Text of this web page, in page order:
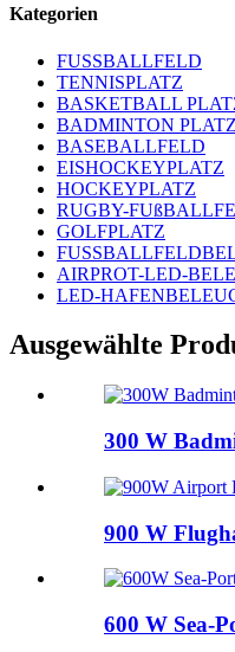
Kategorien
FUSSBALLFELD
TENNISPLATZ
BASKETBALL
BADMINTON PLATZ
BASEBALLFELD
EISHOCKEYPLATZ
HOCKEYPLATZ
RUGBY-
GOLFPLATZ
AIRPROT-LED-
LED-
Ausgewählte
300 W
900 W
600 W Sea-